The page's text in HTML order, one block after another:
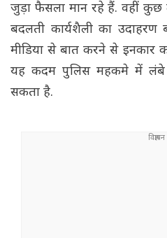
जुड़ा फैसला मान रहे हैं. वहीं
बदलती कार्यशैली का उदाहरण
मीडिया से बात करने से इनकार
यह कदम पुलिस महकमे में लंबे
सकता है.